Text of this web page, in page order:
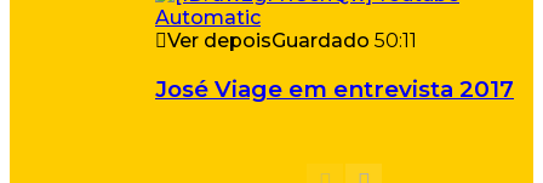
Ver depoisGuardado 50:11
José Viage em entrevista 2017